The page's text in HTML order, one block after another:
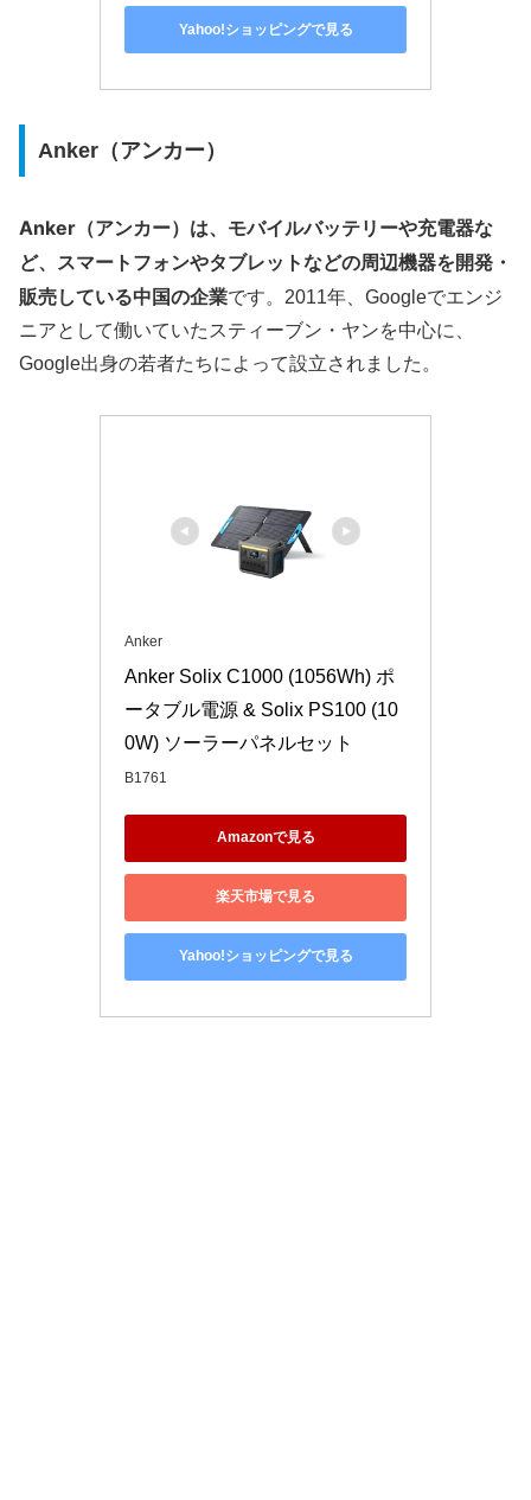
Yahoo!ショッピングで見る
Anker（アンカー）
Anker（アンカー） は、モバイルバッテリーや充電器な
ど、スマートフォンやタブレットなどの周辺機器を開発・
販売している中国の企業です。2011年、Googleでエンジ
ニアとして働いていたスティーブン・ヤンを中心に、
Google出身の若者たちによって設立されました。
Anker
Anker Solix C1000 (1056Wh) ポ
ータブル電源 & Solix PS100 (10
0W) ソーラーパネルセット
B1761
Amazonで見る
楽天市場で見る
Yahoo!ショッピングで見る